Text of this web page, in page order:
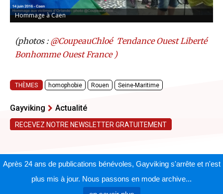
Hommage à Caen
(photos : @CoupeauChloé Tendance Ouest Liberté
Bonhomme Ouest France )
THÈMES homophobie Rouen Seine-Maritime
Gayviking Actualité
RECEVEZ NOTRE NEWSLETTER GRATUITEMENT